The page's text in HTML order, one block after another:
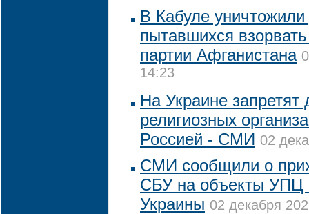
В Кабуле уничтожили
пытавшихся
партии Афганистана
14:23
На Украине запретят
религиозных
Россией - СМИ 02
СМИ сообщили о
СБУ на объекты УПЦ
Украины 02 декабря